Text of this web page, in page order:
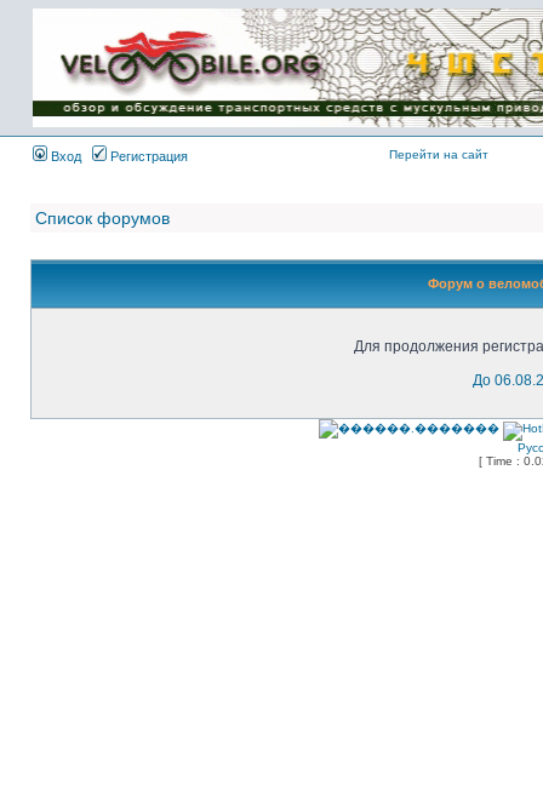
Имя пользователя:
Пароль:
{ LOG_ME_IN_SHORT
}
Вход
Регистрация Перейти на сайт
Список форумов
Форум о
Для продолжения
До
[ Time :